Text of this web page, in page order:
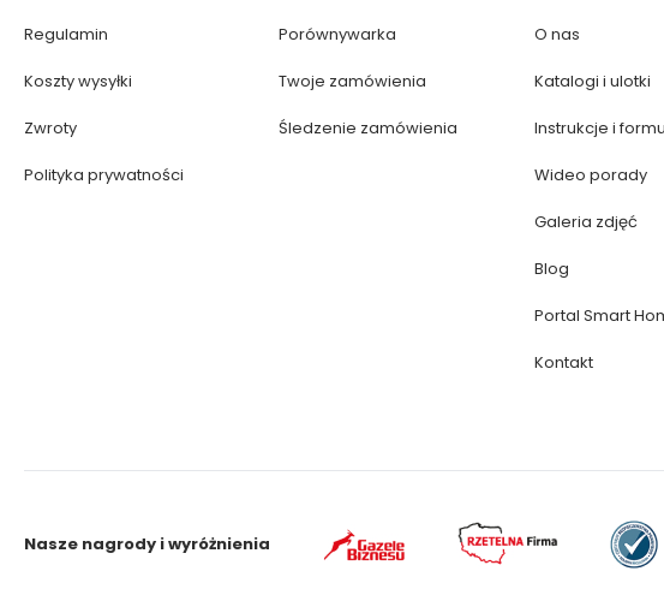
Regulamin
Koszty wysyłki
Zwroty
Polityka prywatności
Porównywarka
Twoje zamówienia
Śledzenie zamówienia
O nas
Katalogi i ulotki
Instrukcje i
Wideo porady
Galeria zdjęć
Blog
Portal Smart
Kontakt
Nasze nagrody i wyróżnienia